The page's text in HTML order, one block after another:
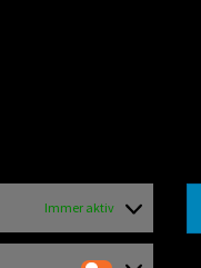
Immer aktiv